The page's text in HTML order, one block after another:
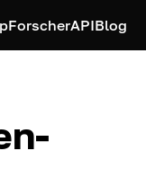
ForscherAPIBlog